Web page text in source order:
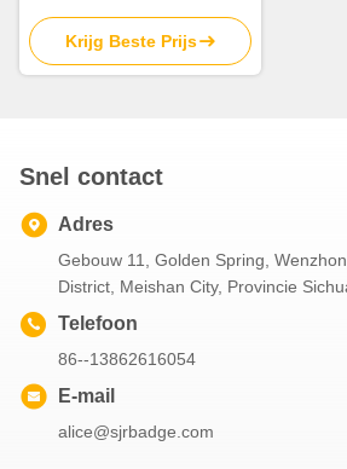
medailles voor sport en
prijzen
Krijg Beste Prijs
Snel contact
Adres
Gebouw 11, Golden Spring,
District, Meishan City, Provincie
Telefoon
86--13862616054
E-mail
alice@sjrbadge.com